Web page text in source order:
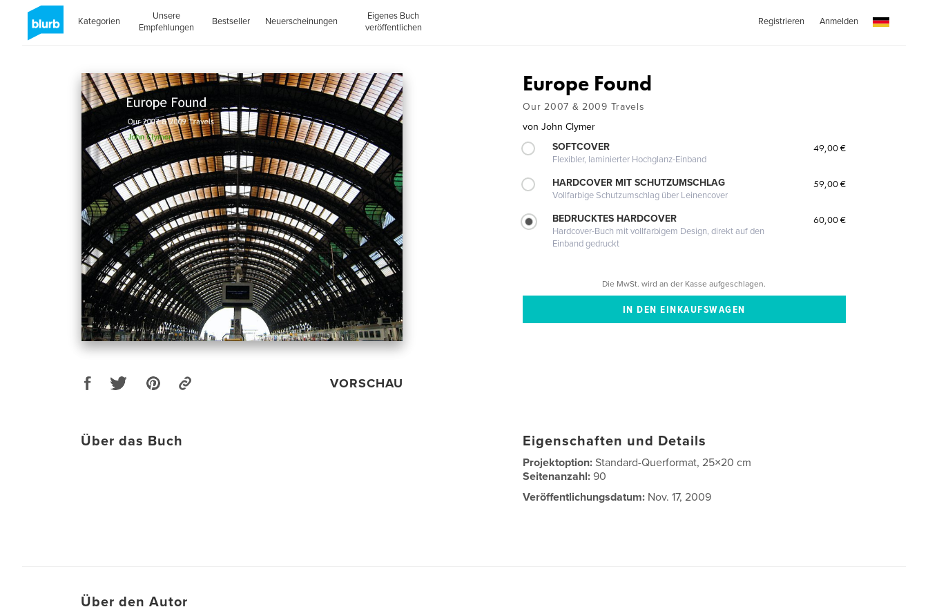
Kategorien
Unsere
Empfehlungen
Bestseller Neuerscheinungen
Eigenes Buch
veröffentlichen
Registrieren Anmelden
VORSCHAU
Europe Found
Our 2007 & 2009 Travels
von John Clymer
SOFTCOVER
Flexibler, laminierter Hochglanz-Einband
49,00 €
HARDCOVER MIT SCHUTZUMSCHLAG
Vollfarbige Schutzumschlag über Leinencover
59,00 €
BEDRUCKTES HARDCOVER
Hardcover-Buch mit vollfarbigem Design, direkt auf den
Einband gedruckt
60,00 €
Die MwSt. wird an der Kasse aufgeschlagen.
Über das Buch Eigenschaften und Details
Projektoption:Standard-Querformat, 25×20 cm
Seitenanzahl:90
Veröffentlichungsdatum: Nov. 17, 2009
Über den Autor